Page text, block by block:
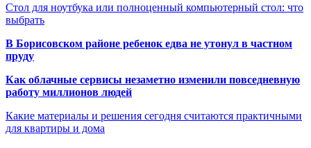
Стол для ноутбука или полноценный компьютерный стол: что
выбрать
В Борисовском районе ребенок едва не утонул в частном
пруду
Как облачные сервисы незаметно изменили повседневную
работу миллионов людей
Какие материалы и решения сегодня считаются практичными
для квартиры и дома